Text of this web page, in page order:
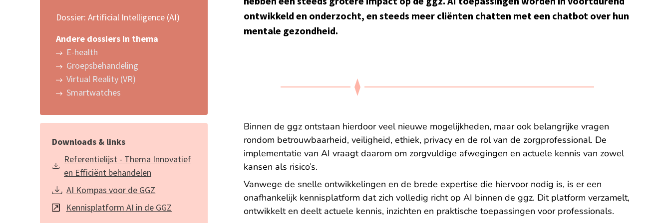
Dossier: Artificial Intelligence (AI)
Andere dossiers in thema
E-health
Groepsbehandeling
Virtual Reality (VR)
Smartwatches
Downloads & links
Referentielijst - Thema Innovatief
en Efficiënt behandelen
AI Kompas voor de GGZ
Kennisplatform AI in de GGZ
ontwikkeld en onderzocht, en steeds meer cliënten chatten met een chatbot over hun
mentale gezondheid.
Binnen de ggz ontstaan hierdoor veel nieuwe mogelijkheden, maar ook belangrijke vragen
rondom betrouwbaarheid, veiligheid, ethiek, privacy en de rol van de zorgprofessional. De
implementatie van AI vraagt daarom om zorgvuldige afwegingen en actuele kennis van zowel
kansen als risico’s.
Vanwege de snelle ontwikkelingen en de brede expertise die hiervoor nodig is, is er een
onafhankelijk kennisplatform dat zich volledig richt op AI binnen de ggz. Dit platform verzamelt,
ontwikkelt en deelt actuele kennis, inzichten en praktische toepassingen voor professionals.